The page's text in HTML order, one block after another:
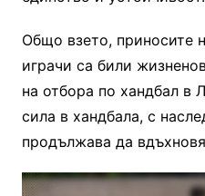
Общо взето, приносите
играчи са били
на отбора по хандбал в
сила в хандбала, с
продължава да